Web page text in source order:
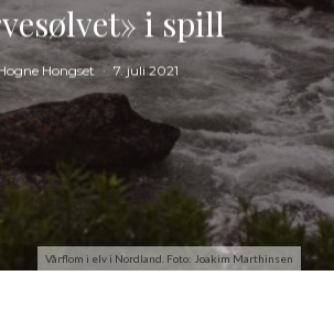
Vårflom i elv i Nordland. Foto: Joakim Marthinsen
i spill
Hongset · 7. juli 2021